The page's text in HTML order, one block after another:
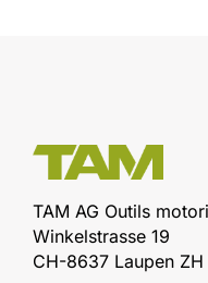
TAM AG Outils
Winkelstrasse 19
CH-8637 Laupen ZH